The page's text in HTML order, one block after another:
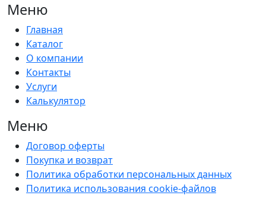
Меню
Главная
Каталог
О компании
Контакты
Услуги
Калькулятор
Меню
Договор оферты
Покупка и возврат
Политика обработки персональных данных
Политика использования сookie-файлов